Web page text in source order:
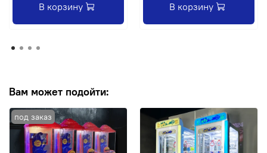
В корзину В корзину
Вам может подойти: